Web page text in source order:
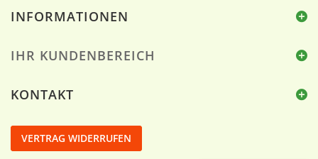
INFORMATIONEN
IHR KUNDENBEREICH
KONTAKT
VERTRAG WIDERRUFEN